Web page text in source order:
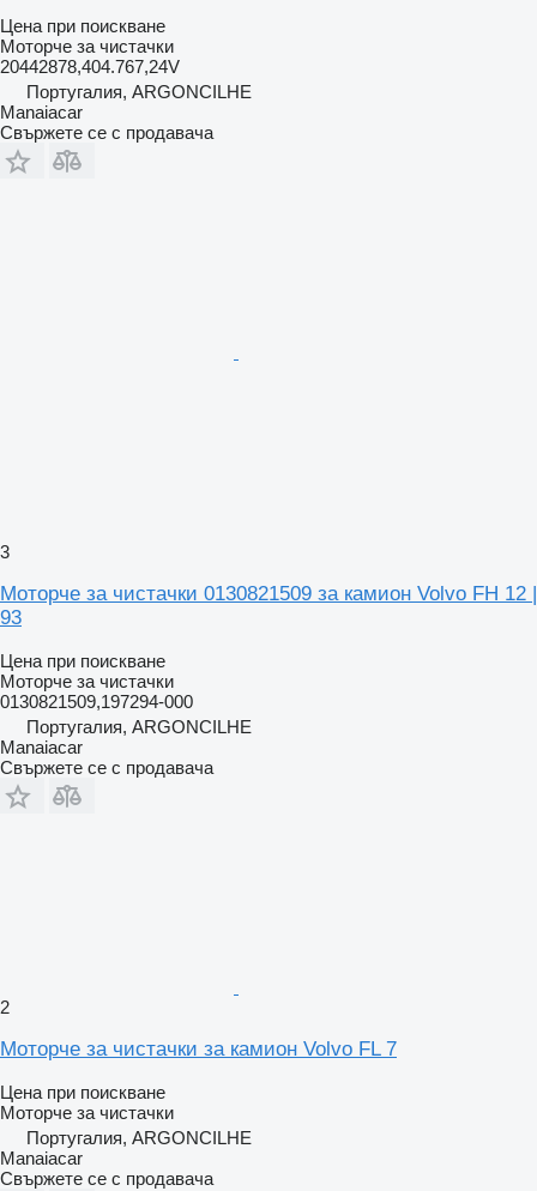
Цена при поискване
Моторче за чистачки
20442878,404.767,24V
Португалия, ARGONCILHE
Manaiacar
Свържете се с продавача
3
Моторче за чистачки 0130821509 за камион Volvo FH 12 |
93
Цена при поискване
Моторче за чистачки
0130821509,197294-000
Португалия, ARGONCILHE
Manaiacar
Свържете се с продавача
2
Моторче за чистачки за камион Volvo FL 7
Цена при поискване
Моторче за чистачки
Португалия, ARGONCILHE
Manaiacar
Свържете се с продавача